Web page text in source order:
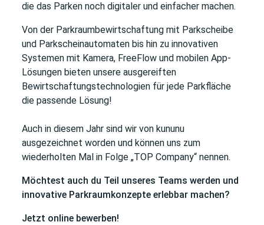
die das Parken noch digitaler und einfacher machen.
Von der Parkraumbewirtschaftung mit Parkscheibe
und Parkscheinautomaten bis hin zu innovativen
Systemen mit Kamera, FreeFlow und mobilen App-
Lösungen bieten unsere ausgereiften
Bewirtschaftungstechnologien für jede Parkfläche
die passende Lösung!
Auch in diesem Jahr sind wir von kununu
ausgezeichnet worden und können uns zum
wiederholten Mal in Folge „TOP Company“ nennen.
Möchtest auch du Teil unseres Teams werden und
innovative Parkraumkonzepte erlebbar machen?
Jetzt online bewerben!